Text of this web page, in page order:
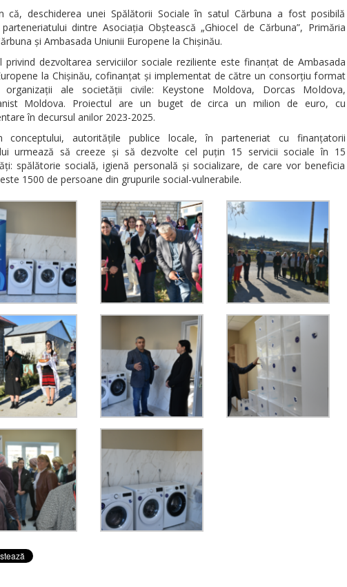
că, deschiderea unei Spălătorii Sociale în satul Cărbuna a fost posibilă
dintre Asociația Obștească „Ghiocel de Cărbuna”, Primăria
și Ambasada Uniunii Europene la Chișinău.
privind dezvoltarea serviciilor sociale reziliente este finanțat de Ambasada
la Chișinău, cofinanțat și implementat de către un consorțiu format
ale societății civile: Keystone Moldova, Dorcas Moldova,
Moldova. Proiectul are un buget de circa un milion de euro, cu
în decursul anilor 2023-2025.
conceptului, autoritățile publice locale, în parteneriat cu finanțatorii
urmează să creeze și să dezvolte cel puțin 15 servicii sociale în 15
spălătorie socială, igienă personală și socializare, de care vor beneficia
1500 de persoane din grupurile social-vulnerabile.